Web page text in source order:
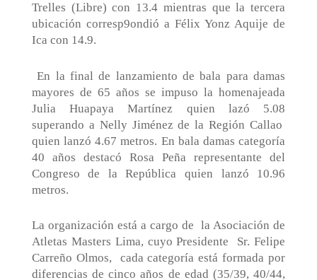
Trelles (Libre) con 13.4 mientras que la tercera
ubicación corresp9ondió a Félix Yonz Aquije de
Ica con 14.9.
En la final de lanzamiento de bala para damas
mayores de 65 años se impuso la homenajeada
Julia Huapaya Martínez quien lazó 5.08
superando a Nelly Jiménez de la Región Callao
quien lanzó 4.67 metros. En bala damas categoría
40 años destacó Rosa Peña representante del
Congreso de la República quien lanzó 10.96
metros.
La organización está a cargo de la Asociación de
Atletas Masters Lima, cuyo Presidente
Sr. Felipe
Carreño Olmos,
cada categoría está formada por
diferencias de cinco años de edad (35/39, 40/44,